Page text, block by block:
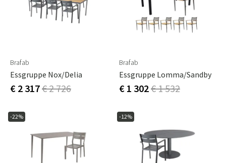
Brafab
Essgruppe Nox/Delia
€ 2 317€ 2 726
Brafab
Essgruppe Lomma/Sandby
€ 1 302€ 1 532
-22% -12%